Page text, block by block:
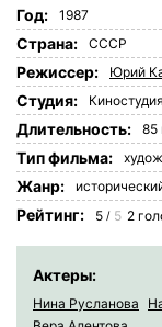
Год: 1987
Страна: СССР
Режиссер: Юрий
Студия:
Длительность: 85
Tип фильма:
Жанр:
Рейтинг: 5 / 5 2
Актеры:
Нина Русланова